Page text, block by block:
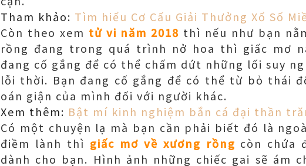
Tham khảo: Tìm hiểu Cơ Cấu Giải Thưởng Xổ Số
Còn theo xem tử vi năm 2018 thì nếu như bạn
rồng đang trong quá trình nở hoa thì giấc mơ
đang cố gắng để có thể chấm dứt những lối suy
lỗi thời. Bạn đang cố gắng để có thể từ bỏ thái
oán giận của mình đối với người khác.
Xem thêm: Bật mí kinh nghiệm bắn cá đại thần
Có một chuyện lạ mà bạn cần phải biết đó là
điềm lành thì giấc mơ về xương rồng còn chứa
dành cho bạn. Hình ảnh những chiếc gai sẽ ám